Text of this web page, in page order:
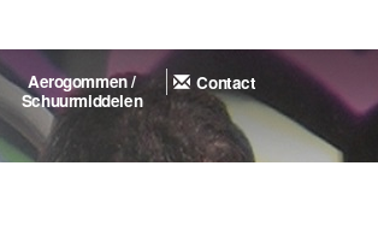
Aerogommen /
Schuurmiddelen
| Contact